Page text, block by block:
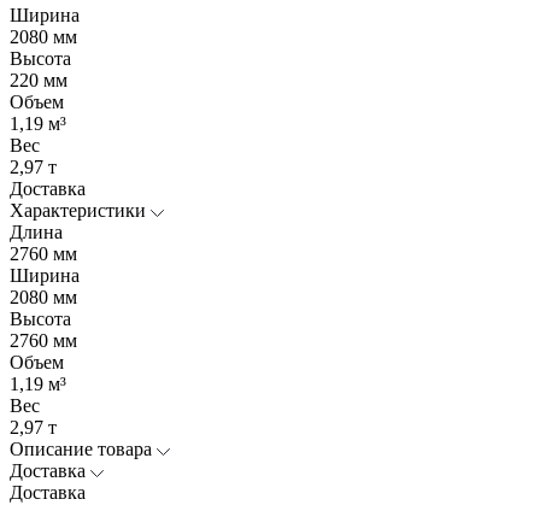
Ширина
2080 мм
Высота
220 мм
Объем
1,19 м³
Вес
2,97 т
Доставка
Характеристики
Длина
2760 мм
Ширина
2080 мм
Высота
2760 мм
Объем
1,19 м³
Вес
2,97 т
Описание товара
Доставка
Доставка